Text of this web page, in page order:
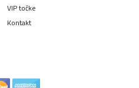
VIP točke
Kontakt